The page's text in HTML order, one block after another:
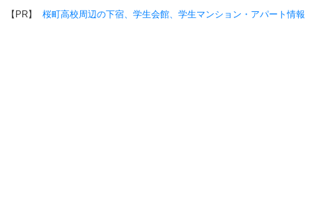
【PR】 桜町高校周辺の下宿、学生会館、学生マンション・アパート情報